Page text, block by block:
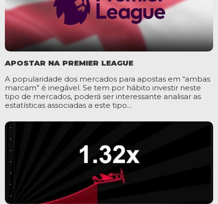
APOSTAR NA PREMIER LEAGUE
A popularidade dos mercados para apostas em “ambas
marcam” é inegável. Se tem por hábito investir neste
tipo de mercados, poderá ser interessante analisar as
estatísticas associadas a este tipo...